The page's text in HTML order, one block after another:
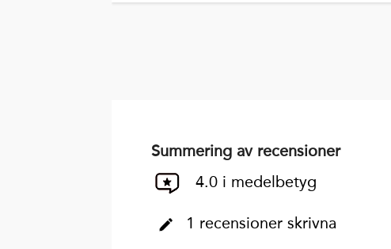
Summering av recensioner
4.0 i medelbetyg
1 recensioner skrivna